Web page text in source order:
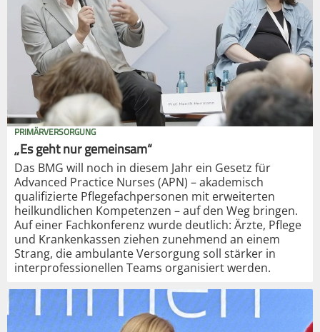
PRIMÄRVERSORGUNG
„Es geht nur gemeinsam“
Das BMG will noch in diesem Jahr ein Gesetz für
Advanced Practice Nurses (APN) – akademisch
qualifizierte Pflegefachpersonen mit erweiterten
heilkundlichen Kompetenzen – auf den Weg bringen.
Auf einer Fachkonferenz wurde deutlich: Ärzte, Pflege
und Krankenkassen ziehen zunehmend an einem
Strang, die ambulante Versorgung soll stärker in
interprofessionellen Teams organisiert werden.